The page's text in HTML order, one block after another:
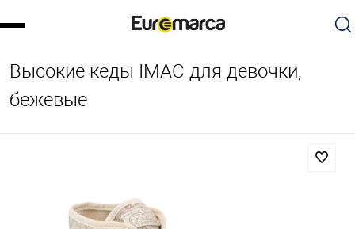
Высокие кеды IMAC для девочки,
бежевые